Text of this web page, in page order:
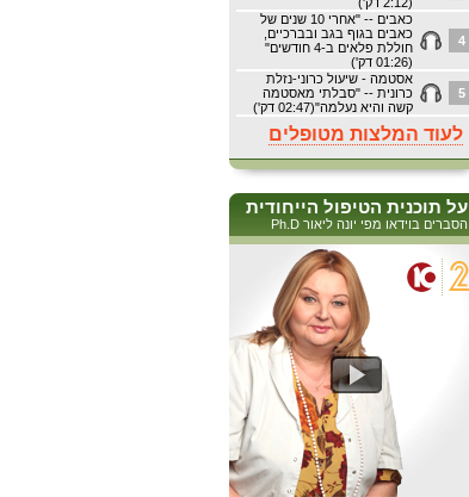
כאבים -- "אחרי 10 שנים של
כאבים בגוף בגב ובברכיים,
חוללת פלאים ב-4 חודשים"
(01:26 דק')
4
אסטמה - שיעול כרוני-נזלת
כרונית -- "סבלתי מאסטמה
קשה והיא נעלמה"(02:47 דק')
5
לעוד המלצות מטופלים
על תוכנית הטיפול הייחודית
הסברים בוידאו מפי יונה ליאור Ph.D